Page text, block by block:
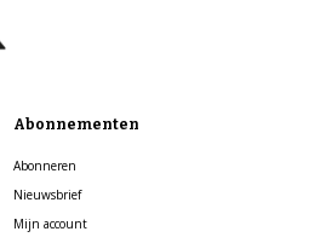
Abonnementen
Abonneren
Nieuwsbrief
Mijn account